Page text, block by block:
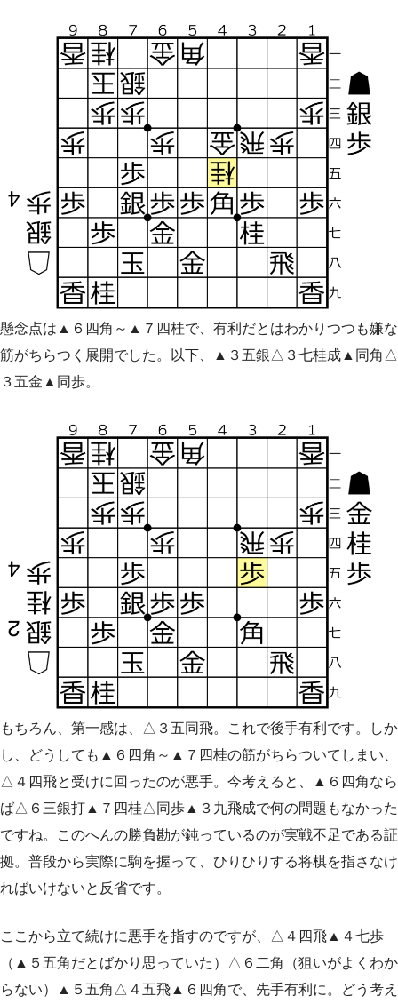
懸念点は▲６四角～▲７四桂で、有利だとはわかりつつも嫌な
筋がちらつく展開でした。以下、▲３五銀△３七桂成▲同角△
３五金▲同歩。
もちろん、第一感は、△３五同飛。これで後手有利です。しか
し、どうしても▲６四角～▲７四桂の筋がちらついてしまい、
△４四飛と受けに回ったのが悪手。今考えると、▲６四角なら
ば△６三銀打▲７四桂△同歩▲３九飛成で何の問題もなかった
ですね。このへんの勝負勘が鈍っているのが実戦不足である証
拠。普段から実際に駒を握って、ひりひりする将棋を指さなけ
ればいけないと反省です。
ここから立て続けに悪手を指すのですが、△４四飛▲４七歩
（▲５五角だとばかり思っていた）△６二角（狙いがよくわか
らない）▲５五角△４五飛▲６四角で、先手有利に。どう考え